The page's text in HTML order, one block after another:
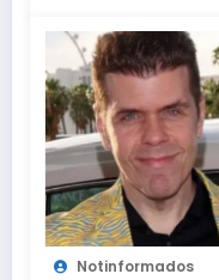
Notinformados